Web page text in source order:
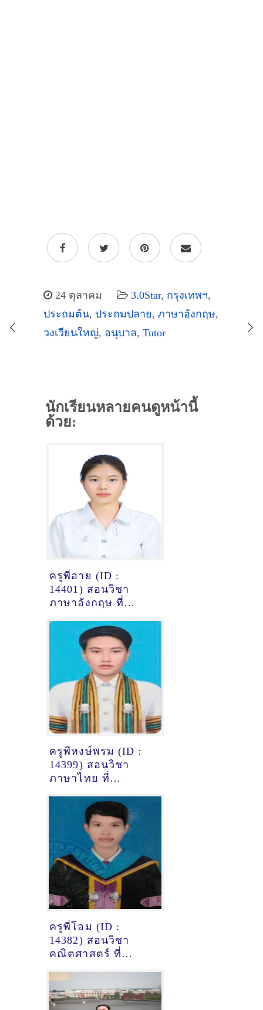
24 ตุลาคม 3.0Star, กรุงเทพฯ,
ประถมต้น, ประถมปลาย, ภาษาอังกฤษ,
วงเวียนใหญ่, อนุบาล, Tutor
นักเรียนหลายคนดูหน้านี้
ด้วย:
ครูพี่อาย (ID :
14401) สอนวิชา
ภาษาอังกฤษ ที่
ครูพี่หงษ์พรม (ID :
14399) สอนวิชา
ภาษาไทย ที่
ครูพี่โอม (ID :
14382) สอนวิชา
คณิตศาสตร์ ที่